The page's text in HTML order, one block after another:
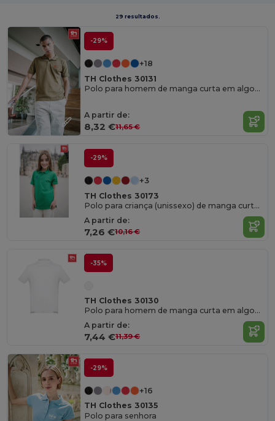
29 resultados.
-29%
+18
TH Clothes 30131
Polo para homem de manga curta em algodão
A partir de:
8,32 €11,65 €
-29%
+3
TH Clothes 30173
Polo para criança (unissexo) de manga curta em algodão
A partir de:
7,26 €10,16 €
-35%
TH Clothes 30130
Polo para homem de manga curta em algodão. Cor branca
A partir de:
7,44 €11,39 €
-29%
+16
TH Clothes 30135
Polo para senhora